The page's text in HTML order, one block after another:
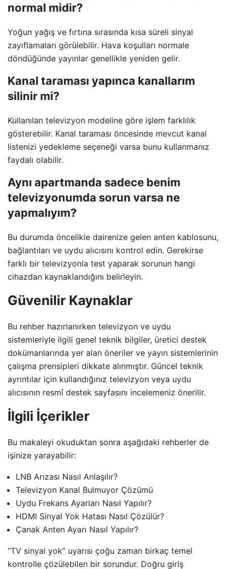
normal midir?
Yoğun yağış ve fırtına sırasında kısa süreli sinyal
zayıflamaları görülebilir. Hava koşulları normale
döndüğünde yayınlar genellikle yeniden gelir.
Kanal taraması yapınca kanallarım
silinir mi?
Kullanılan televizyon modeline göre işlem farklılık
gösterebilir. Kanal taraması öncesinde mevcut kanal
listenizi yedekleme seçeneği varsa bunu kullanmanız
faydalı olabilir.
Aynı apartmanda sadece benim
televizyonumda sorun varsa ne
yapmalıyım?
Bu durumda öncelikle dairenize gelen anten kablosunu,
bağlantıları ve uydu alıcısını kontrol edin. Gerekirse
farklı bir televizyonla test yaparak sorunun hangi
cihazdan kaynaklandığını belirleyin.
Güvenilir Kaynaklar
Bu rehber hazırlanırken televizyon ve uydu
sistemleriyle ilgili genel teknik bilgiler, üretici destek
dokümanlarında yer alan öneriler ve yayın sistemlerinin
çalışma prensipleri dikkate alınmıştır. Güncel teknik
ayrıntılar için kullandığınız televizyon veya uydu
alıcısının resmî destek sayfasını incelemeniz önerilir.
İlgili İçerikler
Bu makaleyi okuduktan sonra aşağıdaki rehberler de
işinize yarayabilir:
LNB Arızası Nasıl Anlaşılır?
Televizyon Kanal Bulmuyor Çözümü
Uydu Frekans Ayarları Nasıl Yapılır?
HDMI Sinyal Yok Hatası Nasıl Çözülür?
Çanak Anten Ayarı Nasıl Yapılır?
“TV sinyal yok” uyarısı çoğu zaman birkaç temel
kontrolle çözülebilen bir sorundur. Doğru giriş